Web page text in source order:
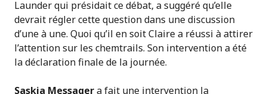
Launder qui présidait ce débat, a suggéré qu’elle
devrait régler cette question dans une discussion
d’une à une. Quoi qu’il en soit Claire a réussi à attirer
l’attention sur les chemtrails. Son intervention a été
la déclaration finale de la journée.
Saskia Messagera fait une intervention la